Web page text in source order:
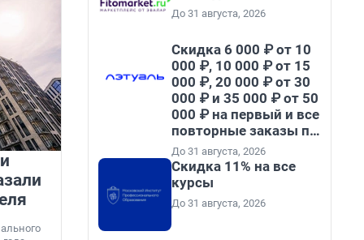
На водоёмах Ленобласти
заработали новые базовые
станции МегаФона
Инженеры МегаФона установили телеком-
До 31 августа, 2026
Скидка 6 000 ₽ от 10
000 ₽, 10 000 ₽ от 15
000 ₽, 20 000 ₽ от 30
000 ₽ и 35 000 ₽ от 50
000 ₽ на первый и все
повторные заказы по
промокоду НАБЕРИ
До 31 августа, 2026
Скидка 11% на все
курсы
До 31 августа, 2026